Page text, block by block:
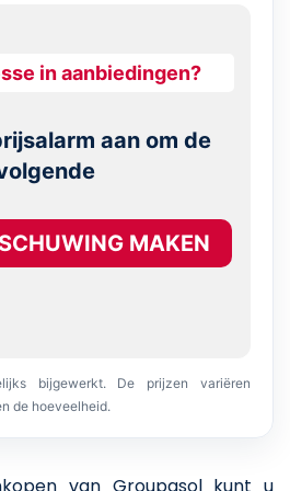
in aanbiedingen?
aan om de
MAKEN
bijgewerkt. De prijzen variëren
de hoeveelheid.
van Groupasol kunt u